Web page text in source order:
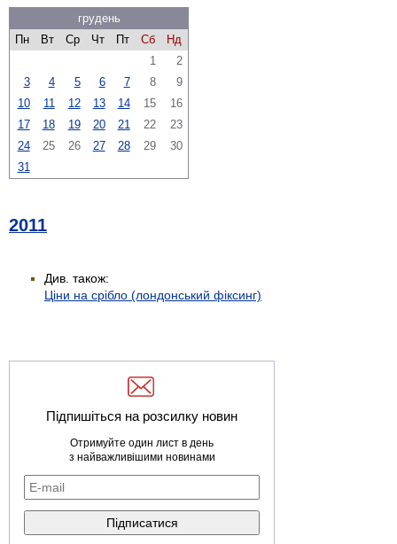
грудень
Пн
Вт Ср Чт Пт Сб
Нд
1
2
3
4 5 6 7 8
9
10
11 12 13 14 15
16
17
18 19 20 21 22
23
24
25 26 27 28 29
30
31
2011
Див. також:
Ціни на срібло (лондонський фіксинг)
Підпишіться на розсилку новин
Отримуйте один лист в день
з найважливішими новинами